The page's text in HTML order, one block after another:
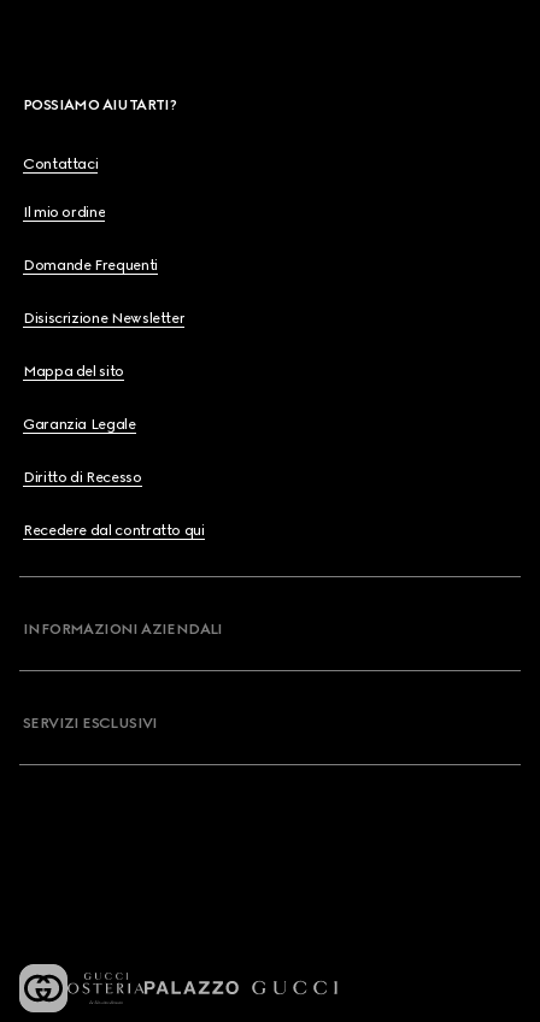
POSSIAMO AIUTARTI?
Contattaci
Il mio ordine
Domande Frequenti
Disiscrizione Newsletter
Mappa del sito
Garanzia Legale
Diritto di Recesso
Recedere dal contratto qui
INFORMAZIONI AZIENDALI
SERVIZI ESCLUSIVI